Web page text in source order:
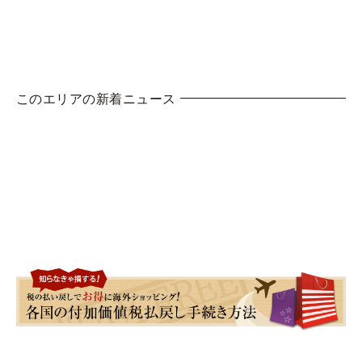
このエリアの新着ニュース